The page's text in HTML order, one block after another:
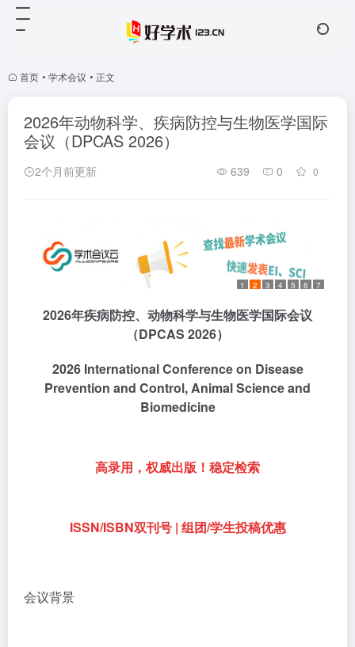
首页 • 学术会议 • 正文
2026年动物科学、疾病防控与生物医学国际
会议（DPCAS 2026）
2个月前更新 639 0 0
1 2 3 4 5 6 7
2026年疾病防控、动物科学与生物医学国际会议
（DPCAS 2026）
2026 International Conference on Disease
Prevention and Control, Animal Science and
Biomedicine
高录用，权威出版！稳定检索
ISSN/ISBN双刊号 | 组团/学生投稿优惠
会议背景